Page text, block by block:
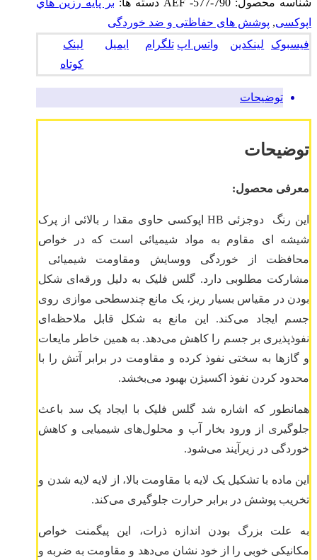
اپوکسی, پوشش های حفاظتی و ضد خوردگی
فیسبوک
لینکدین واتس اپ تلگرام ایمیل
لینک
کوتاه
توضیحات
توضیحات
معرفی محصول:
این رنگ دوجزئی HB اپوکسی حاوی مقدا ر بالائی از پرک
شیشه ای مقاوم به مواد شیمیائی است که در خواص
محافظت از خوردگی ووسایش ومقاومت شیمیائی
مشارکت مطلوبی دارد. گلس فلیک به دلیل ورقه‌ای شکل
بودن در مقیاس بسیار ریز، یک مانع چندسطحی موازی روی
جسم ایجاد می‌کند. این مانع به شکل قابل ملاحظه‌ای
نفوذپذیری بر جسم را کاهش می‌دهد. به همین خاطر مایعات
و گازها به سختی نفوذ کرده و مقاومت در برابر آتش را با
محدود کردن نفوذ اکسیژن بهبود می‌بخشد.
همانطور که اشاره شد گلس فلیک با ایجاد یک سد باعث
جلوگیری از ورود بخار آب و محلول‌های شیمیایی و کاهش
خوردگی در زیرآیند می‌شود.
این ماده با تشکیل یک لایه با مقاومت بالا، از لایه لایه شدن و
تخریب پوشش در برابر حرارت جلوگیری می‌کند.
به علت بزرگ بودن اندازه ذرات، این پیگمنت خواص
مکانیکی خوبی را از خود نشان می‌دهد و مقاومت به ضربه و